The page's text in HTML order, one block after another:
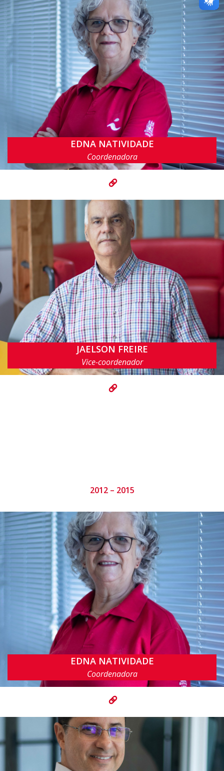
EDNA NATIVIDADE
Coordenadora
ensb@cin.ufpe.br
JAELSON FREIRE
Vice-coordenador
jbc@cin.ufpe.br
2012 – 2015
EDNA NATIVIDADE
Coordenadora
ensb@cin.ufpe.br